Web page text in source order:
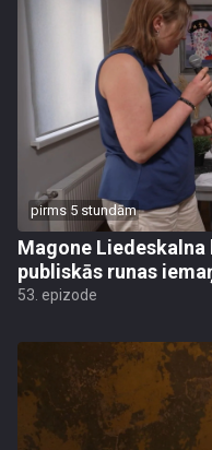
pirms 5 stundām
Magone
publiskās runas
53. epizode